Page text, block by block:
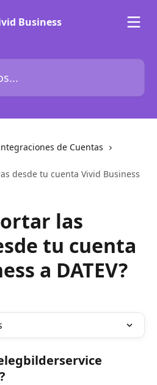
Business
de Cuentas
desde tu cuenta Vivid Business
las
tu cuenta
a DATEV?